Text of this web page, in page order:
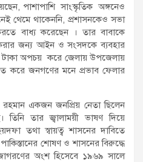
পাশাপাশি সাংস্কৃতিক অঙ্গনেও
থেমে থাকেননি, প্রশাসনকেও সভা
বাধ্য করেছেন । তার বাবাকে
করার জন্য আইন ও সংসদকে ব্যবহার
অপচয় করে জেলায় উপজেলায়
করে জনগণের মনে প্রভাব ফেলার
একজন জনপ্রিয় নেতা ছিলেন
তার জ্বালাময়ী ভাষণ দিয়ে
তথা স্বায়ত্ব শাসনের দাবিতে
শোষণ ও শাসনের বিরুদ্ধে
অংশ হিসেবে ১৯৬৯ সালে